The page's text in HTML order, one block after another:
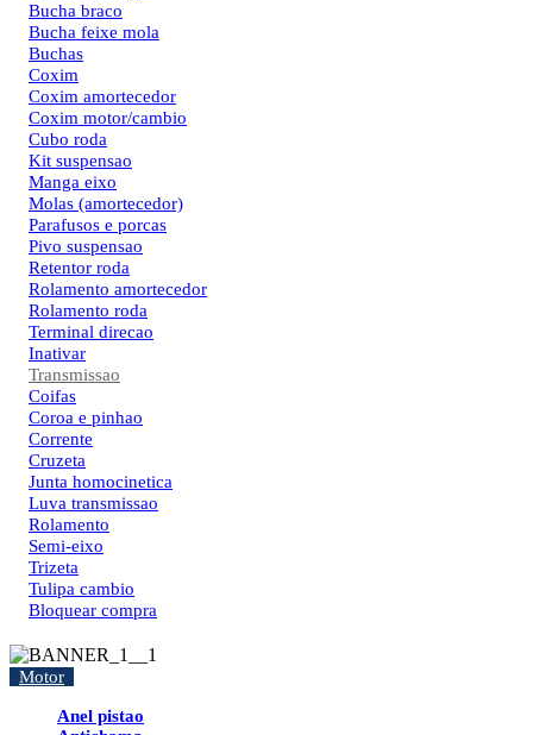
Bucha braco
Bucha feixe mola
Buchas
Coxim
Coxim amortecedor
Coxim motor/cambio
Cubo roda
Kit suspensao
Manga eixo
Molas (amortecedor)
Parafusos e porcas
Pivo suspensao
Retentor roda
Rolamento amortecedor
Rolamento roda
Terminal direcao
Inativar
Transmissao
Coifas
Coroa e pinhao
Corrente
Cruzeta
Junta homocinetica
Luva transmissao
Rolamento
Semi-eixo
Trizeta
Tulipa cambio
Bloquear compra
Motor
Anel pistao